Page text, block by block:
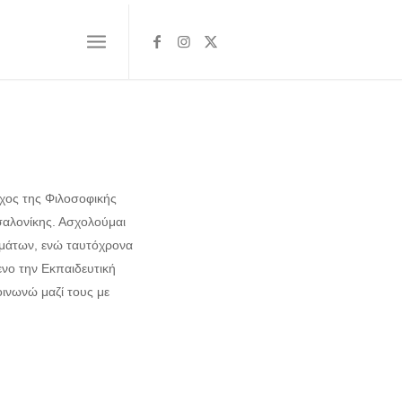
της Φιλοσοφικής
Ασχολούμαι
ενώ ταυτόχρονα
την Εκπαιδευτική
μαζί τους με